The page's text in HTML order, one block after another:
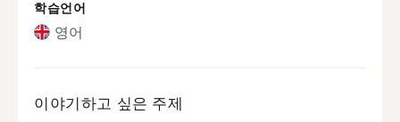
학습언어
영어
이야기하고 싶은 주제